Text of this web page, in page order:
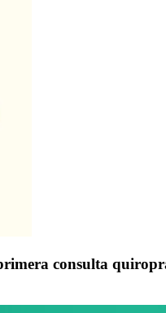
consulta